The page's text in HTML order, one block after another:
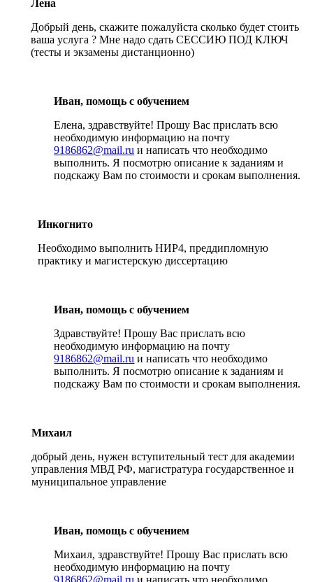
Лена
Добрый день, скажите пожалуйста сколько будет стоить
ваша услуга ? Мне надо сдать СЕССИЮ ПОД КЛЮЧ
(тесты и экзамены дистанционно)
Иван, помощь с обучением
Елена, здравствуйте! Прошу Вас прислать всю
необходимую информацию на почту
9186862@mail.ru и написать что необходимо
выполнить. Я посмотрю описание к заданиям и
подскажу Вам по стоимости и срокам выполнения.
Инкогнито
Необходимо выполнить НИР4, преддипломную
практику и магистерскую диссертацию
Иван, помощь с обучением
Здравствуйте! Прошу Вас прислать всю
необходимую информацию на почту
9186862@mail.ru и написать что необходимо
выполнить. Я посмотрю описание к заданиям и
подскажу Вам по стоимости и срокам выполнения.
Михаил
добрый день, нужен вступительный тест для академии
управления МВД РФ, магистратура государственное и
муниципальное управление
Иван, помощь с обучением
Михаил, здравствуйте! Прошу Вас прислать всю
необходимую информацию на почту
9186862@mail.ru и написать что необходимо